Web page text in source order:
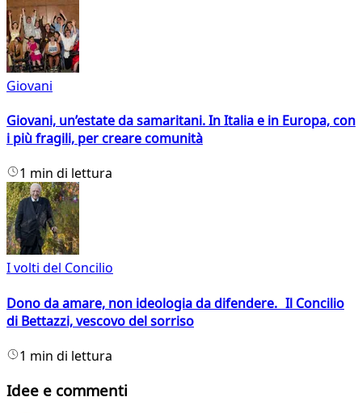
Giovani
Giovani, un’estate da samaritani. In Italia e in Europa, con
i più fragili, per creare comunità
1 min di lettura
I volti del Concilio
Dono da amare, non ideologia da difendere. Il Concilio
di Bettazzi, vescovo del sorriso
1 min di lettura
Idee e commenti